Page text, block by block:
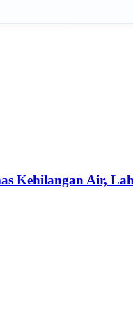
Kehilangan Air,